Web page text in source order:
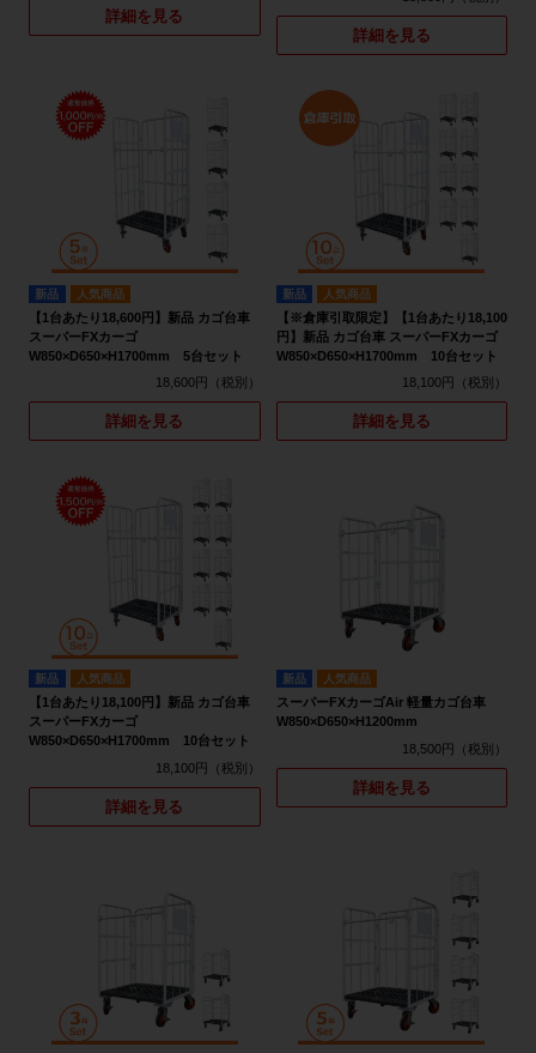
詳細を見る
詳細を見る
新品 人気商品
【1台あたり18,600円】新品 カゴ台車
スーパーFXカーゴ
W850×D650×H1700mm 5台セット
18,600円
詳細を見る
新品 人気商品
【※倉庫引取限定】【1台あたり18,100
円】新品 カゴ台車 スーパーFXカーゴ
W850×D650×H1700mm 10台セット
18,100円
詳細を見る
新品 人気商品
【1台あたり18,100円】新品 カゴ台車
スーパーFXカーゴ
W850×D650×H1700mm 10台セット
18,100円
詳細を見る
新品 人気商品
スーパーFXカーゴAir 軽量カゴ台車
W850×D650×H1200mm
18,500円
詳細を見る